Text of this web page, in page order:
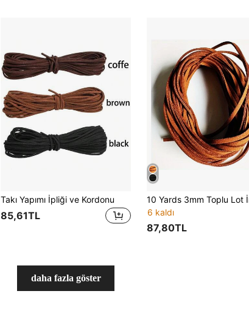
Takı Yapımı İpliği ve Kordonu
85,61TL
6 kaldı
87,80TL
daha fazla göster